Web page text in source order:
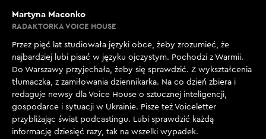
Martyna Maconko
RADAKTORKA VOICE HOUSE
Przez pięć lat studiowała języki obce, żeby zrozumieć, że
najbardziej lubi pisać w języku ojczystym. Pochodzi z Warmii.
Do Warszawy przyjechała, żeby się sprawdzić. Z wykształcenia
tłumaczka, z zamiłowania dziennikarka. Na co dzień zbiera i
redaguje newsy dla Voice House o sztucznej inteligencji,
gospodarce i sytuacji w Ukrainie. Pisze też Voiceletter
przybliżając świat podcastingu. Lubi sprawdzić każdą
informację dziesięć razy, tak na wszelki wypadek.